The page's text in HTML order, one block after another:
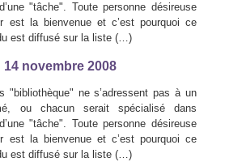
"tâche". Toute personne désireuse
est la bienvenue et c’est pourquoi ce
est diffusé sur la liste (…)
novembre 2008
"bibliothèque" ne s’adressent pas à un
ou chacun serait spécialisé dans
"tâche". Toute personne désireuse
est la bienvenue et c’est pourquoi ce
est diffusé sur la liste (…)